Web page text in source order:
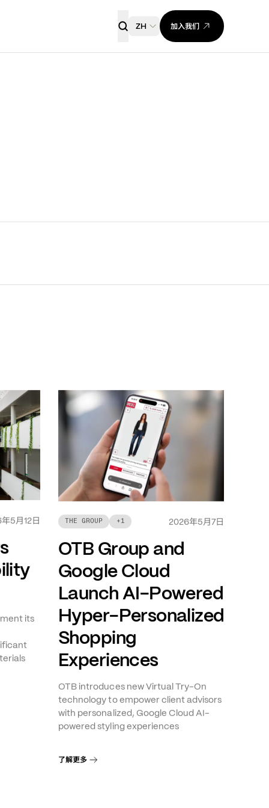
ZH 加入我们
年5月12日
its
THE GROUP +1 2026年5月7日
OTB Group and
Google Cloud
Launch AI-Powered
Hyper-Personalized
Shopping
Experiences
OTB introduces new Virtual Try-On
technology to empower client advisors
with personalized, Google Cloud AI-
powered styling experiences
了解更多